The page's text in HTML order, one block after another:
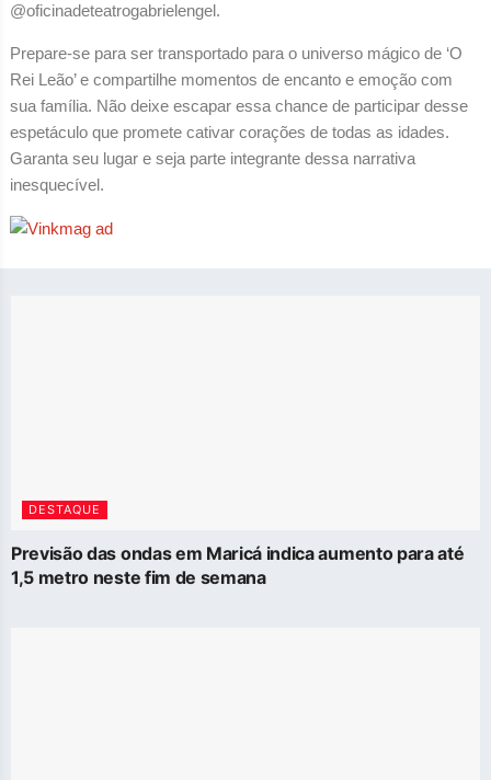
@oficinadeteatrogabrielengel.
Prepare-se para ser transportado para o universo mágico de ‘O
Rei Leão’ e compartilhe momentos de encanto e emoção com
sua família. Não deixe escapar essa chance de participar desse
espetáculo que promete cativar corações de todas as idades.
Garanta seu lugar e seja parte integrante dessa narrativa
inesquecível.
DESTAQUE
Previsão das ondas em Maricá indica aumento para até
1,5 metro neste fim de semana